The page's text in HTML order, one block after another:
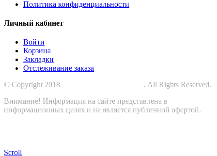
Политика конфиденциальности
Личный кабинет
Войти
Корзина
Закладки
Отслеживание заказа
© Copyright 2018
. All Rights Reserved.
Внимание! Информация на сайте представлена в
информационных целях и не является публичной офертой.
Scroll